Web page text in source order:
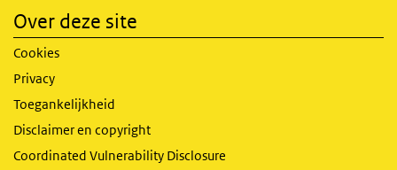
Over deze site
Cookies
Privacy
Toegankelijkheid
Disclaimer en copyright
Coordinated Vulnerability Disclosure